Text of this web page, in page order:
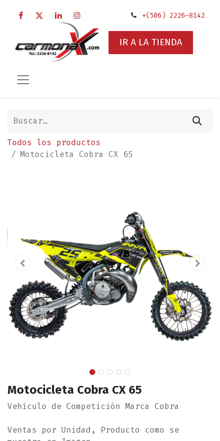
+(506) 2226-8142
IR A LA TIENDA
Todos los productos
Motocicleta Cobra CX 65
Motocicleta Cobra CX 65
Vehículo de Competición Marca Cobra
Ventas por Unidad, Producto como se